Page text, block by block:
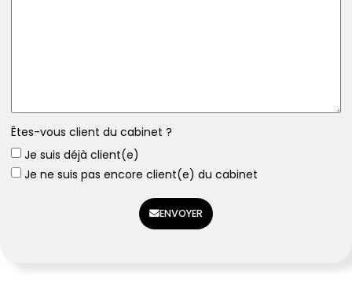
Êtes-vous client du cabinet ?
Je suis déjà client(e)
Je ne suis pas encore client(e) du cabinet
ENVOYER